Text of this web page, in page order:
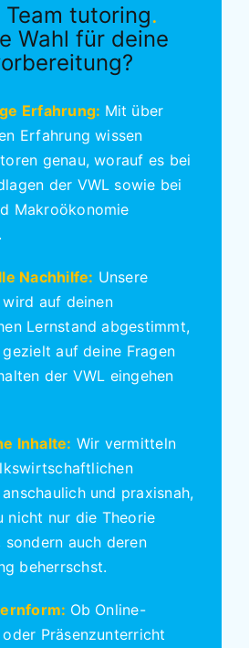
tutoring.
Wahl für deine
Erfahrung: Mit über
Erfahrung wissen
genau, worauf es bei
der VWL sowie bei
Makroökonomie
Nachhilfe: Unsere
auf deinen
Lernstand abgestimmt,
auf deine Fragen
der VWL eingehen
Inhalte: Wir vermitteln
und praxisnah,
nicht nur die Theorie
sondern auch deren
beherrschst.
Ob Online-
Präsenzunterricht